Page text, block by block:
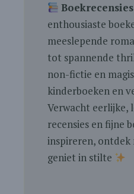
enthousiaste
meeslepende
tot spannende
non-fictie en
kinderboeken en
Verwacht eerlijke,
recensies en fijne
inspireren, ontdek
geniet in stilte